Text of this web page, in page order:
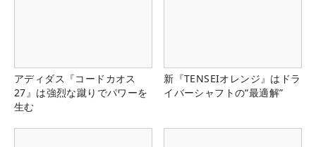
アディダス『コードカオス
27』は強烈な蹴りでパワーを
生む
新『TENSEIオレンジ』はドラ
イバーシャフトの“最適解”